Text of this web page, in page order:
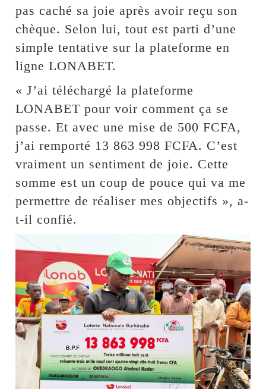
pas caché sa joie après avoir reçu son
chèque. Selon lui, tout est parti d’une
simple tentative sur la plateforme en
ligne LONABET.
« J’ai téléchargé la plateforme
LONABET pour voir comment ça se
passe. Et avec une mise de 500 FCFA,
j’ai remporté 13 863 998 FCFA. C’est
vraiment un sentiment de joie. Cette
somme est un coup de pouce qui va me
permettre de réaliser mes objectifs », a-
t-il confié.